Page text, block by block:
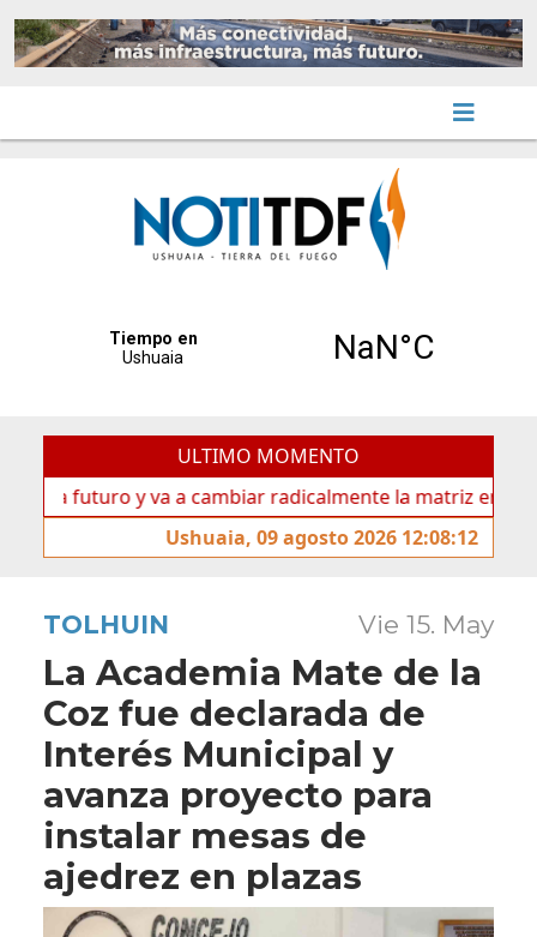
ULTIMO MOMENTO
y va a cambiar radicalmente la matriz energética de
Ushuaia, 09 agosto 2026 12:08:12
TOLHUIN Vie 15. May
La Academia Mate de la
Coz fue declarada de
Interés Municipal y
avanza proyecto para
instalar mesas de
ajedrez en plazas